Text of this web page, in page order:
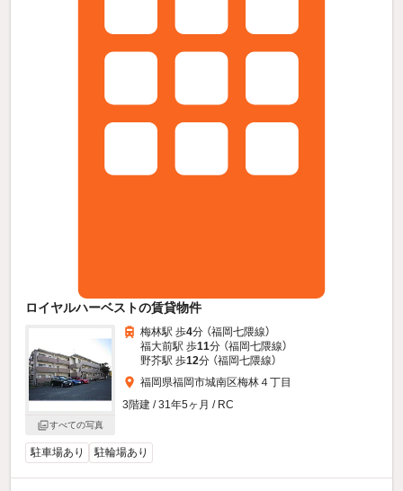
ロイヤルハーベストの賃貸物件
すべての写真
梅林駅 歩4分 （福岡七隈線）
福大前駅 歩11分 （福岡七隈線）
野芥駅 歩12分 （福岡七隈線）
福岡県福岡市城南区梅林４丁目
3階建 / 31年5ヶ月 / RC
駐車場あり 駐輪場あり